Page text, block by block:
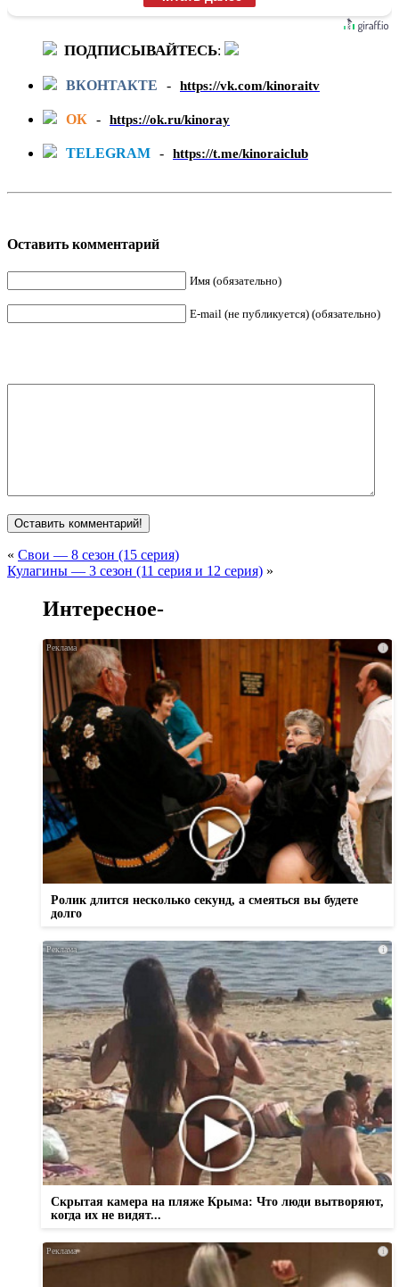
ПОДПИСЫВАЙТЕСЬ:
ВКОНТАКТЕ - https://vk.com/kinoraitv
ОК - https://ok.ru/kinoray
TELEGRAM - https://t.me/kinoraiclub
Оставить комментарий
Имя (обязательно)
E-mail (не публикуется) (обязательно)
« Свои — 8 сезон (15 серия)
Кулагины — 3 сезон (11 серия и 12 серия) »
Интересное-
i
Ролик длится несколько секунд, а смеяться вы будете
долго
i
Скрытая камера на пляже Крыма: Что люди вытворяют,
когда их не видят...
i